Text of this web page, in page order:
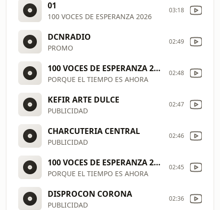
01
100 VOCES DE ESPERANZA 2026
03:18
DCNRADIO
PROMO
02:49
100 VOCES DE ESPERANZA 2021
PORQUE EL TIEMPO ES AHORA
02:48
KEFIR ARTE DULCE
PUBLICIDAD
02:47
CHARCUTERIA CENTRAL
PUBLICIDAD
02:46
100 VOCES DE ESPERANZA 2021
PORQUE EL TIEMPO ES AHORA
02:45
DISPROCON CORONA
PUBLICIDAD
02:36